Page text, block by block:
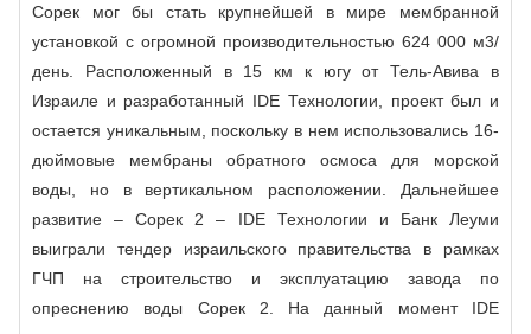
Сорек мог бы стать крупнейшей в мире мембранной
установкой с огромной производительностью 624 000 м3/
день. Расположенный в 15 км к югу от Тель-Авива в
Израиле и разработанный IDE Технологии, проект был и
остается уникальным, поскольку в нем использовались 16-
дюймовые мембраны обратного осмоса для морской
воды, но в вертикальном расположении. Дальнейшее
развитие – Сорек 2 – IDE Технологии и Банк Леуми
выиграли тендер израильского правительства в рамках
ГЧП на строительство и эксплуатацию завода по
опреснению воды Сорек 2. На данный момент IDE